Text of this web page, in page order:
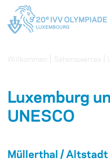
Willkommen Sehenswertes
Luxemburg
UNESCO
Müllerthal / Altstadt